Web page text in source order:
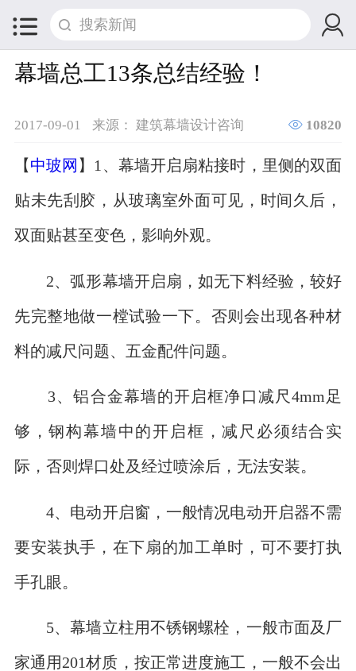
 
幕墙总工13条总结经验！
2017-09-01 来源： 建筑幕墙设计咨询  10820
【 中玻网 】1、幕墙开启扇粘接时，里侧的双面
贴未先刮胶，从玻璃室外面可见，时间久后，
双面贴甚至变色，影响外观。
2、弧形幕墙开启扇，如无下料经验，较好
先完整地做一樘试验一下。否则会出现各种材
料的减尺问题、五金配件问题。
3、铝合金幕墙的开启框净口减尺4mm足
够，钢构幕墙中的开启框，减尺必须结合实
际，否则焊口处及经过喷涂后，无法安装。
4、电动开启窗，一般情况电动开启器不需
要安装执手，在下扇的加工单时，可不要打执
手孔眼。
5、幕墙立柱用不锈钢螺栓，一般市面及厂
家通用201材质，按正常进度施工，一般不会出